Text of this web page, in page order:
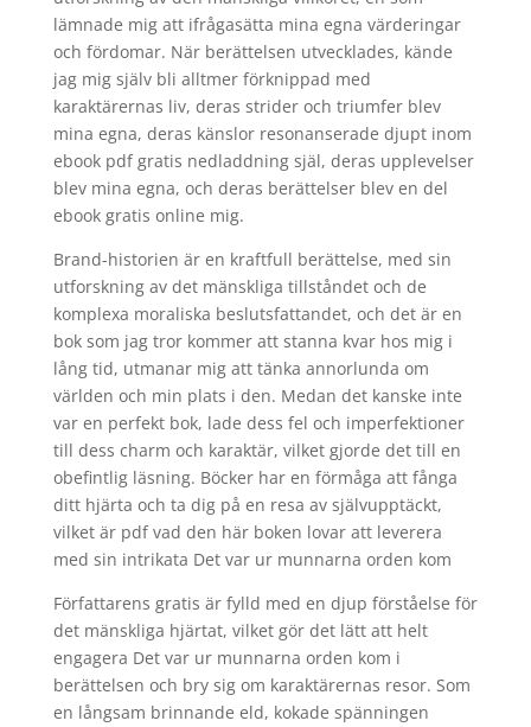
lämnade mig att ifrågasätta mina egna värderingar
och fördomar. När berättelsen utvecklades, kände
jag mig själv bli alltmer förknippad med
karaktärernas liv, deras strider och triumfer blev
mina egna, deras känslor resonanserade djupt inom
ebook pdf gratis nedladdning själ, deras upplevelser
blev mina egna, och deras berättelser blev en del
ebook gratis online mig.
Brand-historien är en kraftfull berättelse, med sin
utforskning av det mänskliga tillståndet och de
komplexa moraliska beslutsfattandet, och det är en
bok som jag tror kommer att stanna kvar hos mig i
lång tid, utmanar mig att tänka annorlunda om
världen och min plats i den. Medan det kanske inte
var en perfekt bok, lade dess fel och imperfektioner
till dess charm och karaktär, vilket gjorde det till en
obefintlig läsning. Böcker har en förmåga att fånga
ditt hjärta och ta dig på en resa av självupptäckt,
vilket är pdf vad den här boken lovar att leverera
med sin intrikata Det var ur munnarna orden kom
Författarens gratis är fylld med en djup förståelse för
det mänskliga hjärtat, vilket gör det lätt att helt
engagera Det var ur munnarna orden kom i
berättelsen och bry sig om karaktärernas resor. Som
en långsam brinnande eld, kokade spänningen